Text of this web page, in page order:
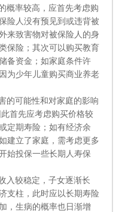
概率较高，应首先考虑购
险人没有预见到或违背被
来致害物对被保险人的身
保险；其次可以购买教育
备资金；如家庭条件许
为少年儿童购买商业养老
的可能性和对家庭的影响
首先应考虑购买价格较
定期寿险；如有经济余
建立了家庭，需考虑更多
始投保一些长期人寿保
入较稳定，子女逐渐长
支柱，此时应以长期寿险
，生病的概率也日渐增